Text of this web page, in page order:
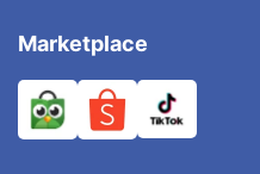
Marketplace